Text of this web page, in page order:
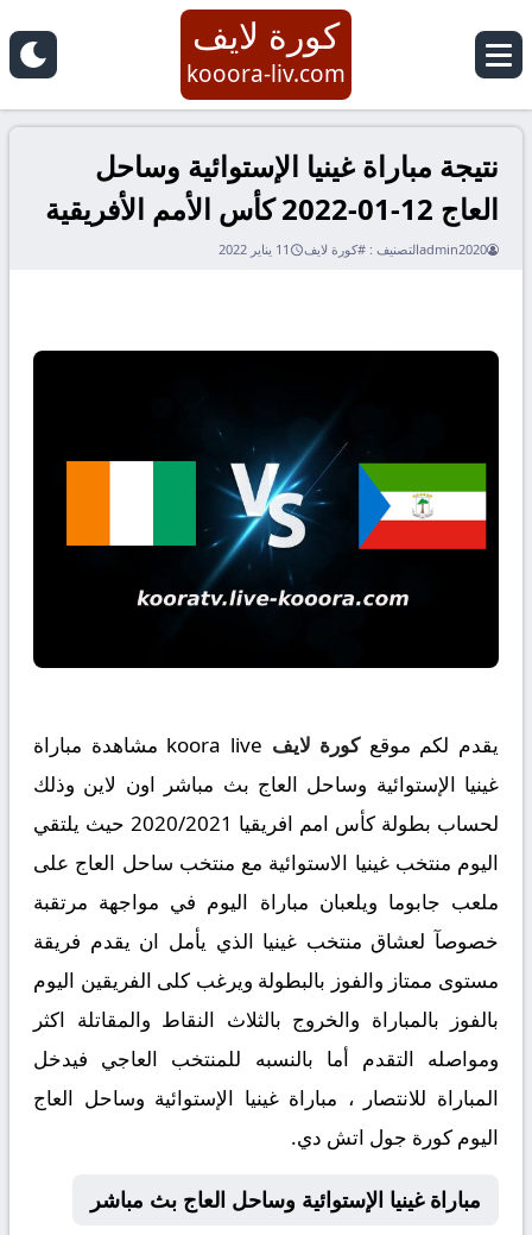
كورة لايف
kooora-liv.com
نتيجة مباراة غينيا الإستوائية وساحل
العاج 12-01-2022 كأس الأمم الأفريقية
admin2020التصنيف : #كورة لايف 11 يناير 2022
يقدم لكم موقعكورة لايف
koora live مشاهدة مباراة
غينيا الإستوائية وساحل العاج بث مباشر اون لاين وذلك
لحساب بطولة كأس امم افريقيا 2020/2021 حيث يلتقي
اليوم منتخب غينيا الاستوائية مع منتخب ساحل العاج على
ملعب جابوما ويلعبان مباراة اليوم في مواجهة مرتقبة
خصوصآ لعشاق منتخب غينيا الذي يأمل ان يقدم فريقة
مستوى ممتاز والفوز بالبطولة ويرغب كلى الفريقين اليوم
بالفوز بالمباراة والخروج بالثلاث النقاط والمقاتلة اكثر
ومواصله التقدم أما بالنسبه للمنتخب العاجي فيدخل
المباراة للانتصار ، مباراة غينيا الإستوائية وساحل العاج
اليوم كورة جول اتش دي.
مباراة غينيا الإستوائية وساحل العاج بث مباشر